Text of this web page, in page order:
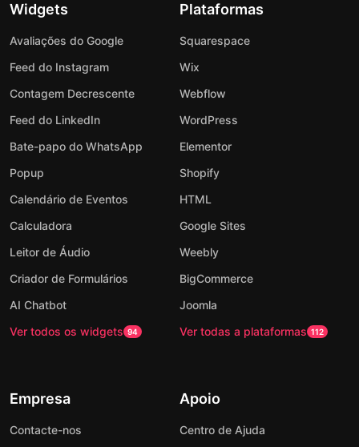
Widgets
Avaliações do Google
Feed do Instagram
Contagem Decrescente
Feed do LinkedIn
Bate-papo do WhatsApp
Popup
Calendário de Eventos
Calculadora
Leitor de Áudio
Criador de Formulários
AI Chatbot
Ver todos os widgets 94
Plataformas
Squarespace
Wix
Webflow
WordPress
Elementor
Shopify
HTML
Google Sites
Weebly
BigCommerce
Joomla
Ver todas a plataformas 112
Empresa
Contacte-nos
Apoio
Centro de Ajuda